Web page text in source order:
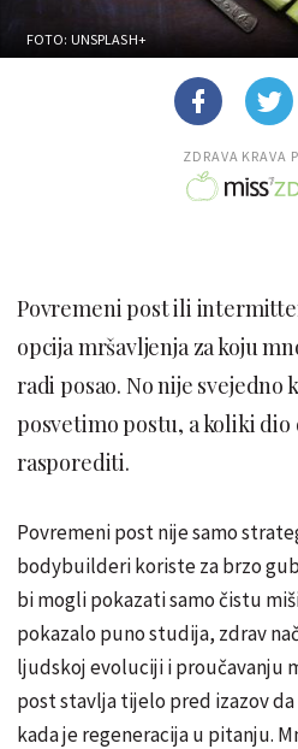
FOTO: UNSPLASH+
ZDRAVA KRAVA
Povremeni post ili
opcija mršavljenja za koju
radi posao. No nije svejedno
posvetimo postu, a koliki dio
rasporediti.
Povremeni post nije samo
bodybuilderi koriste za brzo
bi mogli pokazati samo čistu
pokazalo puno studija, zdrav
ljudskoj evoluciji i proučavanju
post stavlja tijelo pred izazov
kada je regeneracija u pitanju.